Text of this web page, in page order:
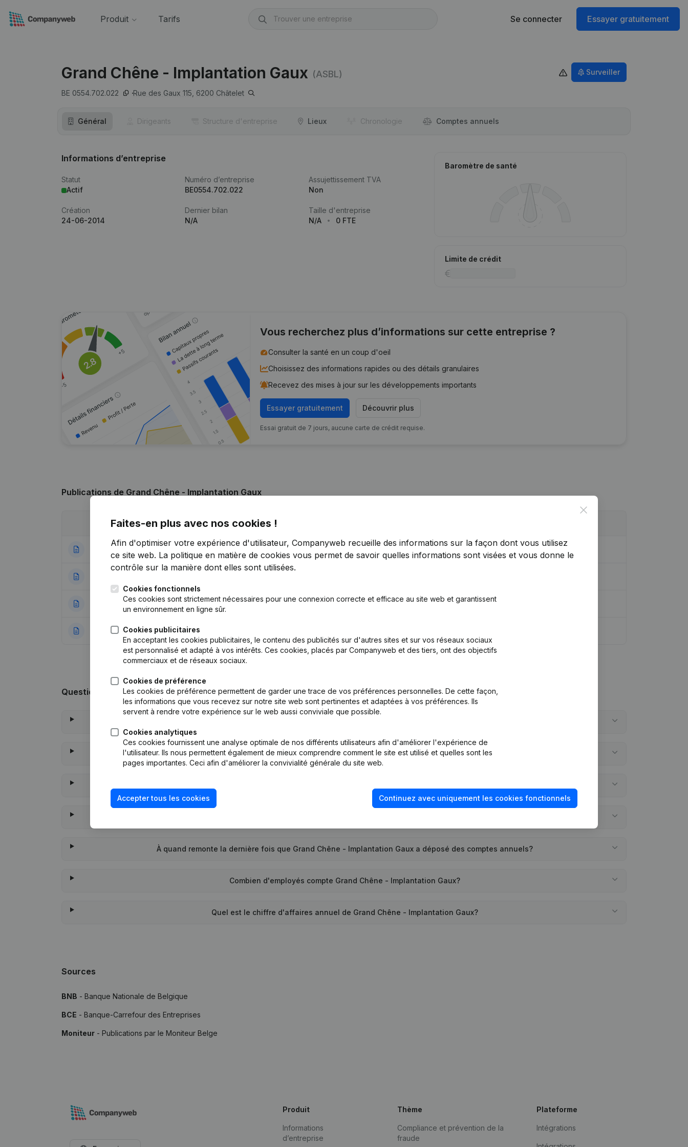
Produit Tarifs Se connecter Essayer gratuitement
Grand Chêne - Implantation Gaux (ASBL)
BE 0554.702.022 Rue des Gaux 115, 6200 Châtelet
Surveiller
Général Dirigeants Structure d'entreprise Lieux Chronologie Comptes annuels
Informations d’entreprise
Statut
Actif
Numéro d’entreprise
BE0554.702.022
Assujettissement TVA
Non
Création
24-06-2014
Dernier bilan
N/A
Taille d'entreprise
N/A
0 FTE
Baromètre de santé
Limite de crédit
Vous recherchez plus d’informations sur cette entreprise ?
Consulter la santé en un coup d'oeil
Choisissez des informations rapides ou des détails granulaires
Recevez des mises à jour sur les développements importants
Essayer gratuitement Découvrir plus
Essai gratuit de 7 jours, aucune carte de crédit requise.
Publications de Grand Chêne - Implantation Gaux
Publication
Statuts (Traduction, Coordination, Autres Modifications,...)
21-11-2018 Demissions, Nominations
03-07-2014 Rubrique Constitution (Nouvelle Personne Morale, Ouverture Succursale, etc...)
Questions fréquemment posées
Quel est l'identifiant PEPPOL de Grand Chêne - Implantation Gaux?
À quand remonte la dernière fois que Grand Chêne - Implantation Gaux a déposé des comptes annuels?
Combien d'employés compte Grand Chêne - Implantation Gaux?
Quel est le chiffre d'affaires annuel de Grand Chêne - Implantation Gaux?
Sources
BNB - Banque Nationale de Belgique
BCE - Banque-Carrefour des Entreprises
Moniteur - Publications par le Moniteur Belge
Close
Faites-en plus avec nos cookies !
Afin d'optimiser votre expérience d'utilisateur, Companyweb recueille des informations sur la façon dont vous utilisez
ce site web. La politique en matière de cookies vous permet de savoir quelles informations sont visées et vous donne le
contrôle sur la manière dont elles sont utilisées.
Cookies fonctionnels
Ces cookies sont strictement nécessaires pour une connexion correcte et efficace au site web et garantissent
un environnement en ligne sûr.
Cookies publicitaires
En acceptant les cookies publicitaires, le contenu des publicités sur d'autres sites et sur vos réseaux sociaux
est personnalisé et adapté à vos intérêts. Ces cookies, placés par Companyweb et des tiers, ont des objectifs
commerciaux et de réseaux sociaux.
Cookies de préférence
Les cookies de préférence permettent de garder une trace de vos préférences personnelles. De cette façon,
les informations que vous recevez sur notre site web sont pertinentes et adaptées à vos préférences. Ils
servent à rendre votre expérience sur le web aussi conviviale que possible.
Cookies analytiques
Ces cookies fournissent une analyse optimale de nos différents utilisateurs afin d'améliorer l'expérience de
l'utilisateur. Ils nous permettent également de mieux comprendre comment le site est utilisé et quelles sont les
pages importantes. Ceci afin d'améliorer la convivialité générale du site web.
Accepter tous les cookies Continuez avec uniquement les cookies fonctionnels
Produit
Informations
d’entreprise
Thème
Compliance et prévention de la
fraude
Plateforme
Intégrations